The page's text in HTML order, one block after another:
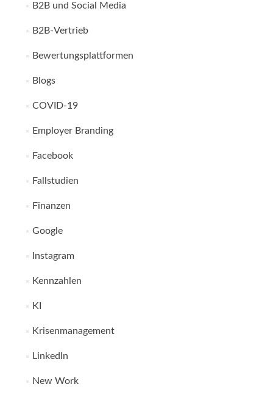
B2B und Social Media
B2B-Vertrieb
Bewertungsplattformen
Blogs
COVID-19
Employer Branding
Facebook
Fallstudien
Finanzen
Google
Instagram
Kennzahlen
KI
Krisenmanagement
LinkedIn
New Work